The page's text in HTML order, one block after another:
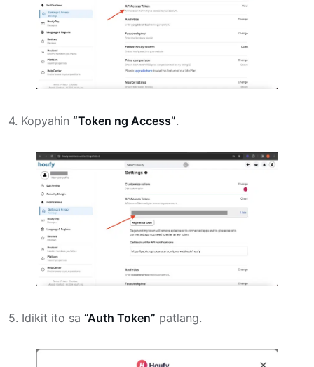
4. Kopyahin “Token ng Access”.
5. Idikit ito sa “Auth Token” patlang.